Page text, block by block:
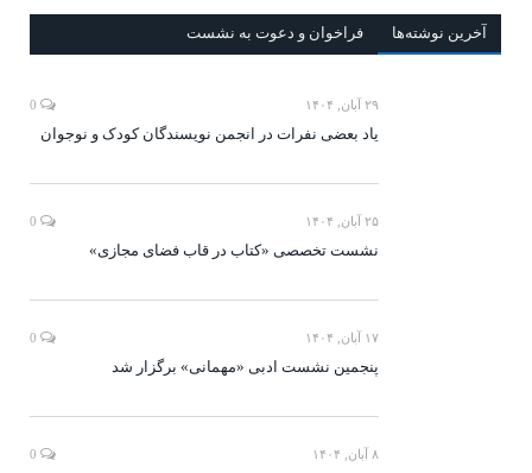
آخرين‌ نوشته‌ها فراخوان و دعوت به نشست
۲۹ آبان, ۱۴۰۴
یاد بعضی نفرات در انجمن نویسندگان کودک و نوجوان
۲۵ آبان, ۱۴۰۴
نشست تخصصی «کتاب در قاب فضای مجازی»
۱۷ آبان, ۱۴۰۴
پنجمین نشست ادبی «مهمانی» برگزار شد
۸ آبان, ۱۴۰۴